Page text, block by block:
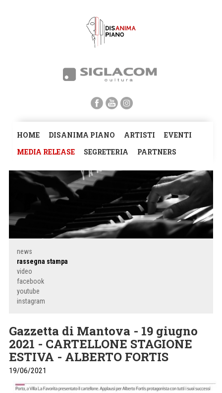
HOME DISANIMA PIANO ARTISTI
EVENTI
MEDIA RELEASE
SEGRETERIA PARTNERS
news
rassegna stampa
video
facebook
youtube
instagram
Gazzetta di Mantova - 19 giugno
2021 - CARTELLONE STAGIONE
ESTIVA - ALBERTO FORTIS
19/06/2021